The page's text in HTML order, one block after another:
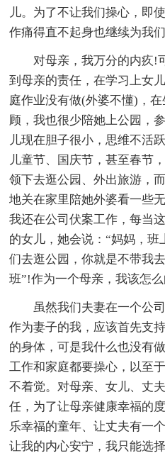
儿。为了不让我们操心，即
作痛得直不起身也继续为我们
对母亲，我万分的内疚!
到母亲的责任，在学习上女
庭作业没有做(外婆不懂)，
顾，我也很少陪她上公园，
儿现在胆子很小，思维不活
儿童节、国庆节，甚至春节
领下去逛公园、外出旅游，
地关在家里陪她外婆看一些
我还在公司伏案工作，每当
的女儿，她会说：“妈妈，
们去逛公园，你就是不带我
班”!作为一个母亲，我该怎
虽然我们夫妻在一个公
作为妻子的我，应该首先支
的身体，可是我什么也没有
工作和家庭都要操心，以至
不着觉。对母亲、女儿、丈
任，为了让母亲健康幸福的
乐幸福的童年、让丈夫有一
让我的内心安宁，我只能选